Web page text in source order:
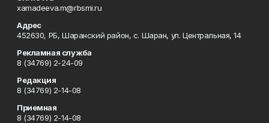
xamadeeva.m@rbsmi.ru
Адрес
452630, РБ, Шаранский район, с. Шаран, ул. Центральная, 14
Рекламная служба
8 (34769) 2-24-09
Редакция
8 (34769) 2-14-08
Приемная
8 (34769) 2-14-08